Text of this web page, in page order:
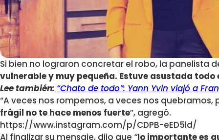
Si bien no lograron concretar el robo, la panelista
vulnerable y muy pequeña. Estuve asustada todo
Lee también: “Chato de todo”: Yann Yvin viajó a
“A veces nos rompemos, a veces nos
frágil no te hace menos fuerte”, agregó.
https://www.instagram.com/p/CDPB-eED5ld/
Al finalizar su mensaje, dijo que “lo importante es